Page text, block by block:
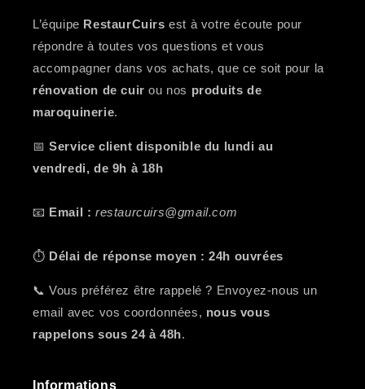
L’équipe RestaurCuirs est à votre écoute pour
répondre à toutes vos questions et vous
accompagner dans vos achats, que ce soit pour la
rénovation de cuir ou nos produits de
maroquinerie.
📅Service client disponible du lundi au
vendredi, de 9h à 18h
📧 Email : restaurcuirs@gmail.com
⏱️ Délai de réponse moyen : 24h ouvrées
📞 Vous préférez être rappelé ? Envoyez-nous un
email avec vos coordonnées, nous vous
rappelons sous 24 à 48h.
Informations